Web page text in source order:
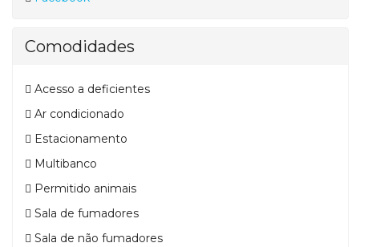
Comodidades
Acesso a deficientes
Ar condicionado
Estacionamento
Multibanco
Permitido animais
Sala de fumadores
Sala de não fumadores